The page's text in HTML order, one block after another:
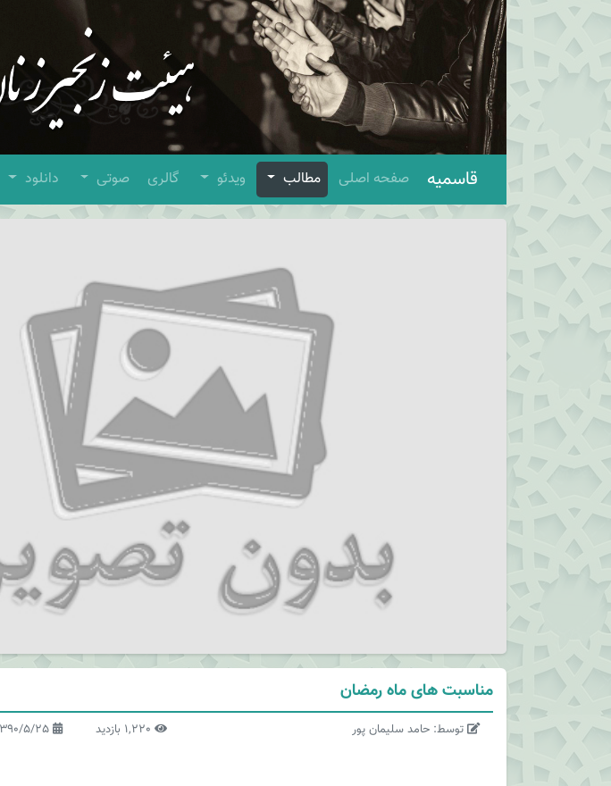
قاسمیه صفحه اصلی مطالب ویدئو گالری صوتی دانلود
مناسبت های ماه رمضان
توسط: حامد سلیمان پور 1390/5/25